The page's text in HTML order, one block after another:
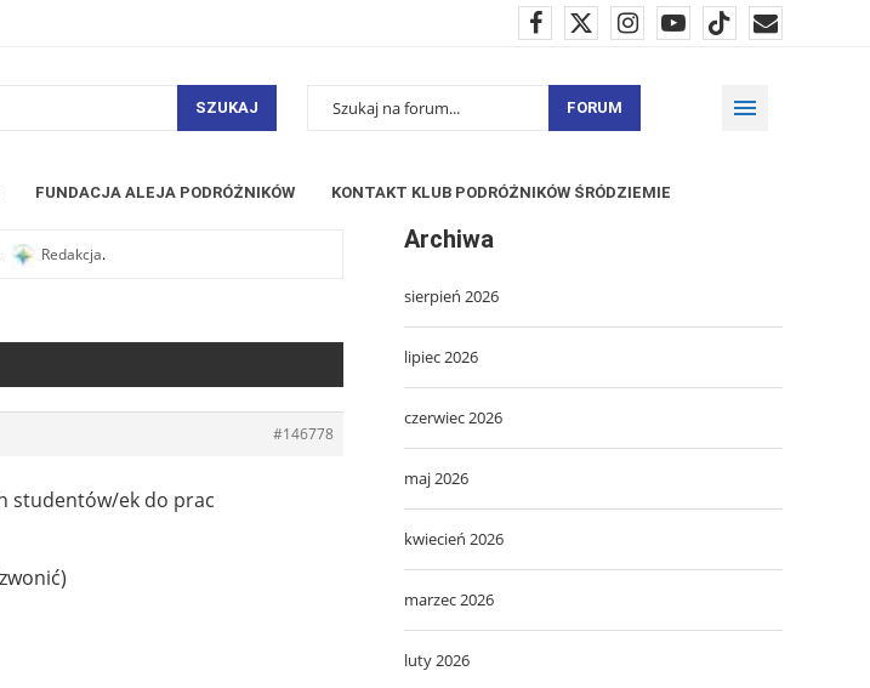
SZUKAJ FORUM
FUNDACJA ALEJA PODRÓŻNIKÓW KONTAKT KLUB PODRÓŻNIKÓW ŚRÓDZIEMIE
Redakcja.
#146778
studentów/ek do prac
Archiwa
sierpień 2026
lipiec 2026
czerwiec 2026
maj 2026
kwiecień 2026
marzec 2026
luty 2026